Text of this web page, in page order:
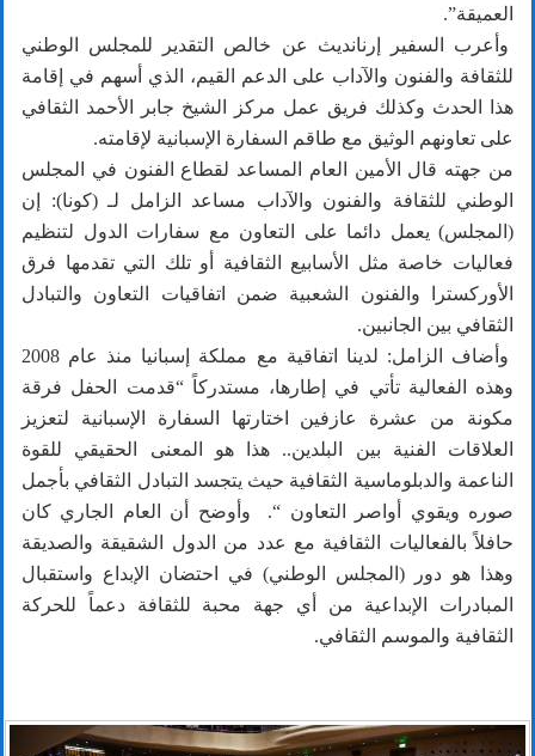
العميقة”.
وأعرب السفير إرنانديث عن خالص التقدير للمجلس الوطني
للثقافة والفنون والآداب على الدعم القيم، الذي أسهم في إقامة
هذا الحدث وكذلك فريق عمل مركز الشيخ جابر الأحمد الثقافي
على تعاونهم الوثيق مع طاقم السفارة الإسبانية لإقامته.
من جهته قال الأمين العام المساعد لقطاع الفنون في المجلس
الوطني للثقافة والفنون والآداب مساعد الزامل لـ (كونا): إن
(المجلس) يعمل دائما على التعاون مع سفارات الدول لتنظيم
فعاليات خاصة مثل الأسابيع الثقافية أو تلك التي تقدمها فرق
الأوركسترا والفنون الشعبية ضمن اتفاقيات التعاون والتبادل
الثقافي بين الجانبين.
وأضاف الزامل: لدينا اتفاقية مع مملكة إسبانيا منذ عام 2008
وهذه الفعالية تأتي في إطارها، مستدركاً “قدمت الحفل فرقة
مكونة من عشرة عازفين اختارتها السفارة الإسبانية لتعزيز
العلاقات الفنية بين البلدين.. هذا هو المعنى الحقيقي للقوة
الناعمة والدبلوماسية الثقافية حيث يتجسد التبادل الثقافي بأجمل
صوره ويقوي أواصر التعاون “. وأوضح أن العام الجاري كان
حافلاً بالفعاليات الثقافية مع عدد من الدول الشقيقة والصديقة
وهذا هو دور (المجلس الوطني) في احتضان الإبداع واستقبال
المبادرات الإبداعية من أي جهة محبة للثقافة دعماً للحركة
الثقافية والموسم الثقافي.